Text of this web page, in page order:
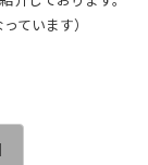
ています）